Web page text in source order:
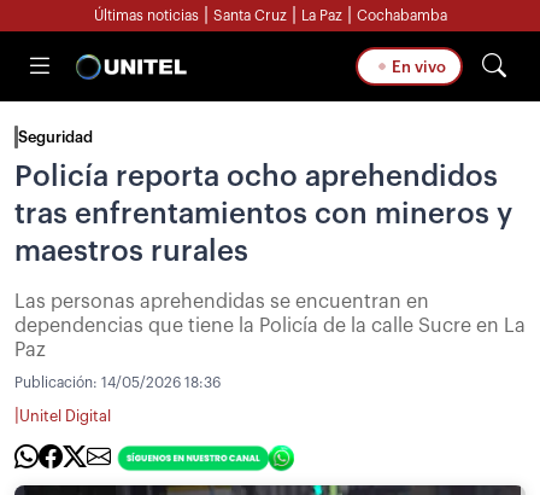
Últimas noticias Santa Cruz La Paz Cochabamba
En vivo
Seguridad
Policía reporta ocho aprehendidos
tras enfrentamientos con mineros y
maestros rurales
Las personas aprehendidas se encuentran en
dependencias que tiene la Policía de la calle Sucre en La
Paz
Publicación: 14/05/2026 18:36
Unitel Digital